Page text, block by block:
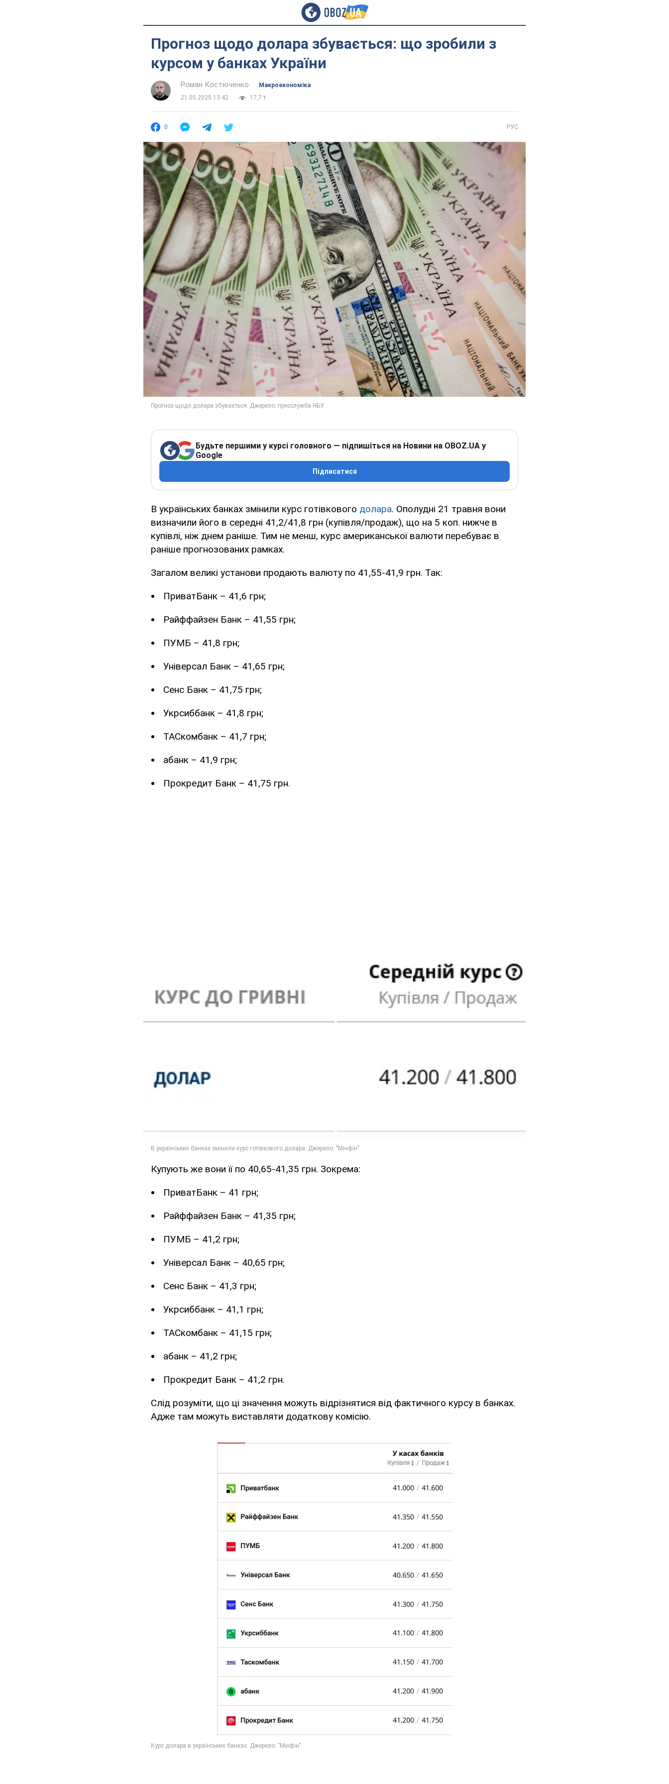
Прогноз щодо долара збувається: що зробили з
курсом у банках України
Роман Костюченко
Mакроекономіка
21.05.2025 13:42
17,7 т.
0 РУС
Будьте першими у курсі головного — підпишіться на Новини на OBOZ.UA у
Google
Підписатися
В українських банках змінили курс готівкового долара. Ополудні 21 травня вони
визначили його в середні 41,2/41,8 грн (купівля/продаж), що на 5 коп. нижче в
купівлі, ніж днем раніше. Тим не менш, курс американської валюти перебуває в
раніше прогнозованих рамках.
Загалом великі установи продають валюту по 41,55-41,9 грн. Так:
ПриватБанк – 41,6 грн;
Райффайзен Банк – 41,55 грн;
ПУМБ – 41,8 грн;
Універсал Банк – 41,65 грн;
Сенс Банк – 41,75 грн;
Укрсиббанк – 41,8 грн;
ТАСкомбанк – 41,7 грн;
абанк – 41,9 грн;
Прокредит Банк – 41,75 грн.
Купують же вони її по 40,65-41,35 грн. Зокрема:
ПриватБанк – 41 грн;
Райффайзен Банк – 41,35 грн;
ПУМБ – 41,2 грн;
Універсал Банк – 40,65 грн;
Сенс Банк – 41,3 грн;
Укрсиббанк – 41,1 грн;
ТАСкомбанк – 41,15 грн;
абанк – 41,2 грн;
Прокредит Банк – 41,2 грн.
Слід розуміти, що ці значення можуть відрізнятися від фактичного курсу в банках.
Адже там можуть виставляти додаткову комісію.